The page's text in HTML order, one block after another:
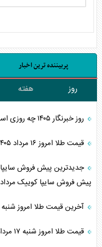
پربیننده ترین اخبار
روز هفته
روز خبرنگار ۱۴۰۵ چه روزی است؟ + پیام تبریک روز خبرنگار ۱۴۰۵
قیمت طلا امروز ۱۶ مرداد ۱۴۰۵
پیش فروش سایپا کوییک مرداد ۱۴۰۵ اعلام شد
آخرین قیمت طلا امروز شنبه ۱۷ مرداد ۱۴۰۵ | صعود تاریخی طلا
قیمت طلا امروز شنبه ۱۷ مرداد ۱۴۰۵ + جدول